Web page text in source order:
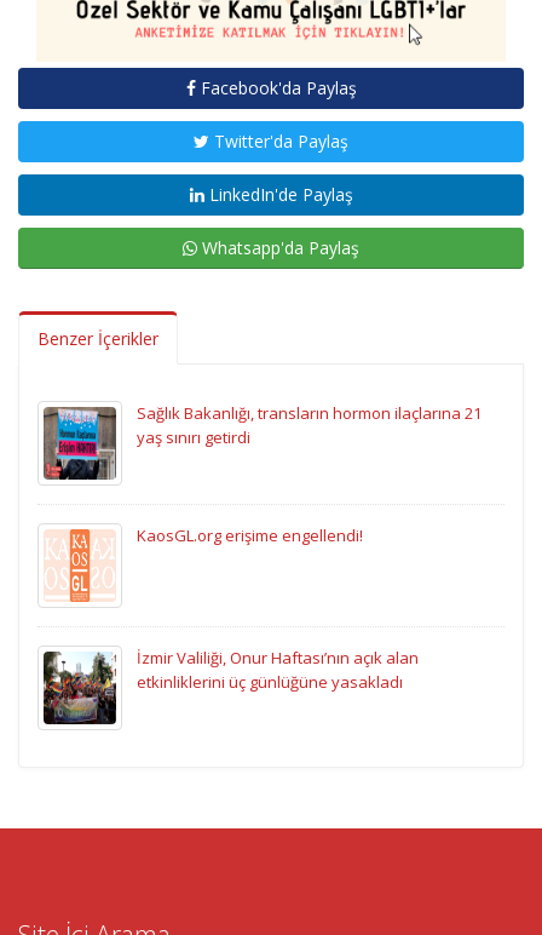
Facebook'da Paylaş
Twitter'da Paylaş
LinkedIn'de Paylaş
Whatsapp'da Paylaş
Benzer İçerikler
Sağlık Bakanlığı, transların hormon ilaçlarına 21
yaş sınırı getirdi
KaosGL.org erişime engellendi!
İzmir Valiliği, Onur Haftası’nın açık alan
etkinliklerini üç günlüğüne yasakladı